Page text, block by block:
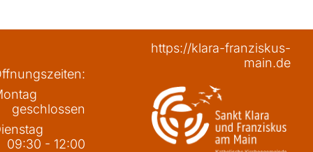
geschlossen
09:30 - 12:00
https://klara-franziskus-
main.de